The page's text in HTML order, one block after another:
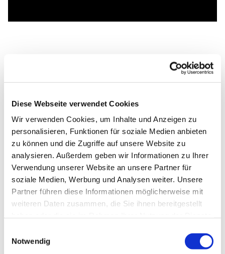
Diese Webseite verwendet Cookies
Wir verwenden Cookies, um Inhalte und Anzeigen zu
personalisieren, Funktionen für soziale Medien anbieten
zu können und die Zugriffe auf unsere Website zu
analysieren. Außerdem geben wir Informationen zu Ihrer
Verwendung unserer Website an unsere Partner für
soziale Medien, Werbung und Analysen weiter. Unsere
Partner führen diese Informationen möglicherweise mit
weiteren Daten zusammen, die Sie ihnen bereitgestellt
Notwendig